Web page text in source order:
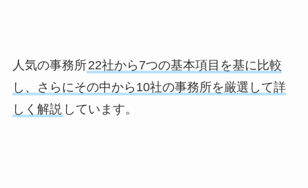
人気の事務所22社から7つの基本項目を基に比較
し、さらにその中から10社の事務所を厳選して詳
しく解説 しています。